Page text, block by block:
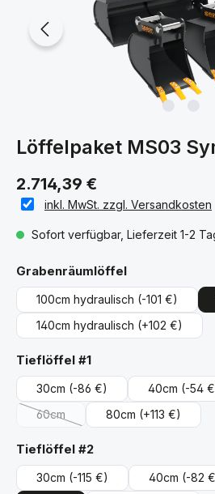
Löffelpaket MS03
2.714,39 €
inkl. MwSt. zzgl. Versandkosten
Sofort verfügbar, Lieferzeit 1-2
Grabenräumlöffelauswählen
100cm hydraulisch (-101 €)
140cm hydraulisch (+102 €)
Tieflöffel #1auswählen
30cm (-86 €) 40cm (-54
60cm
(Diese Option ist zurzeit nicht
80cm (+113 €)
Tieflöffel #2auswählen
30cm (-115 €) 40cm (-82